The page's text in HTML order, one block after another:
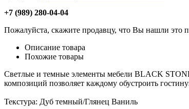
+7 (989) 280-04-04
Пожалуйста, скажите продавцу, что Вы нашли это
Описание товара
Похожие товары
Светлые и темные элементы мебели BLACK
композиций позволяет каждому обустроить
Текстура: Дуб темный/Глянец Ваниль